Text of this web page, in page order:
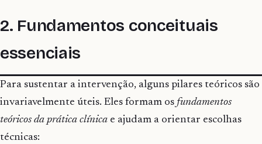
2. Fundamentos conceituais
essenciais
Para sustentar a intervenção, alguns pilares teóricos são
invariavelmente úteis. Eles formam os fundamentos
teóricos da prática clínica e ajudam a orientar escolhas
técnicas: